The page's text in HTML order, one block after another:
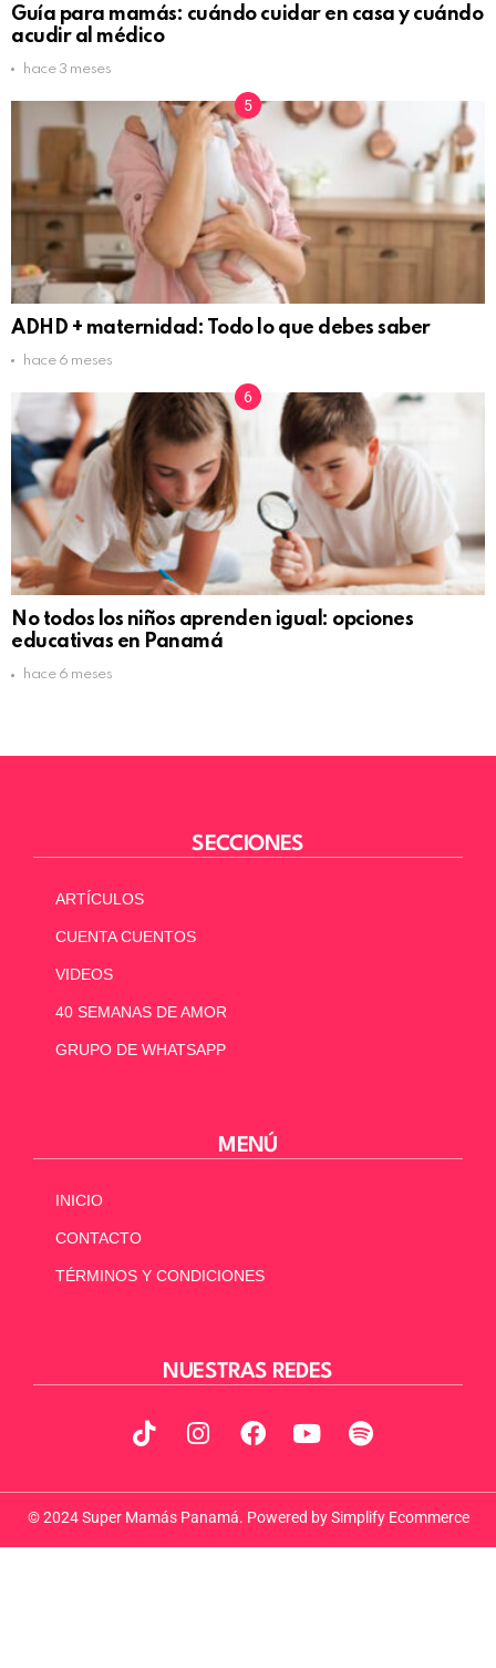
Guía para mamás: cuándo cuidar en casa y cuándo
acudir al médico
hace 3 meses
ADHD + maternidad: Todo lo que debes saber
hace 6 meses
No todos los niños aprenden igual: opciones
educativas en Panamá
hace 6 meses
SECCIONES
ARTÍCULOS
CUENTA CUENTOS
VIDEOS
40 SEMANAS DE AMOR
GRUPO DE WHATSAPP
MENÚ
INICIO
CONTACTO
TÉRMINOS Y CONDICIONES
NUESTRAS REDES
© 2024 Super Mamás Panamá. Powered by Simplify Ecommerce